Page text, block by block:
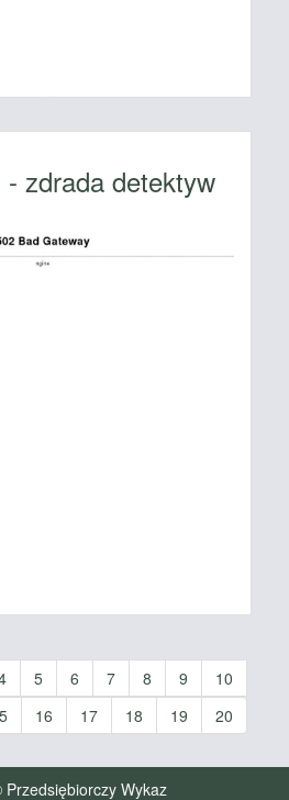
- zdrada detektyw
5 6 7 8 9
10
16 17 18 19 20
Wykaz